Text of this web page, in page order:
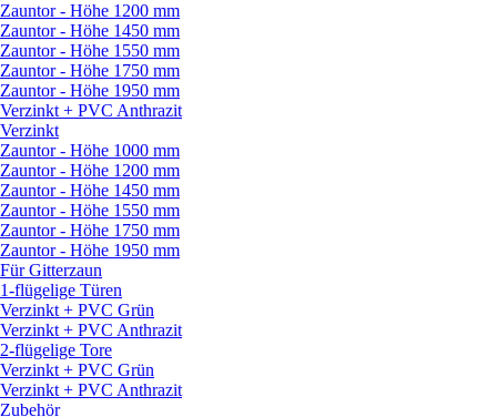
Zauntor - Höhe 1200 mm
Zauntor - Höhe 1450 mm
Zauntor - Höhe 1550 mm
Zauntor - Höhe 1750 mm
Zauntor - Höhe 1950 mm
Verzinkt + PVC Anthrazit
Verzinkt
Zauntor - Höhe 1000 mm
Zauntor - Höhe 1200 mm
Zauntor - Höhe 1450 mm
Zauntor - Höhe 1550 mm
Zauntor - Höhe 1750 mm
Zauntor - Höhe 1950 mm
Für Gitterzaun
1-flügelige Türen
Verzinkt + PVC Grün
Verzinkt + PVC Anthrazit
2-flügelige Tore
Verzinkt + PVC Grün
Verzinkt + PVC Anthrazit
Zubehör